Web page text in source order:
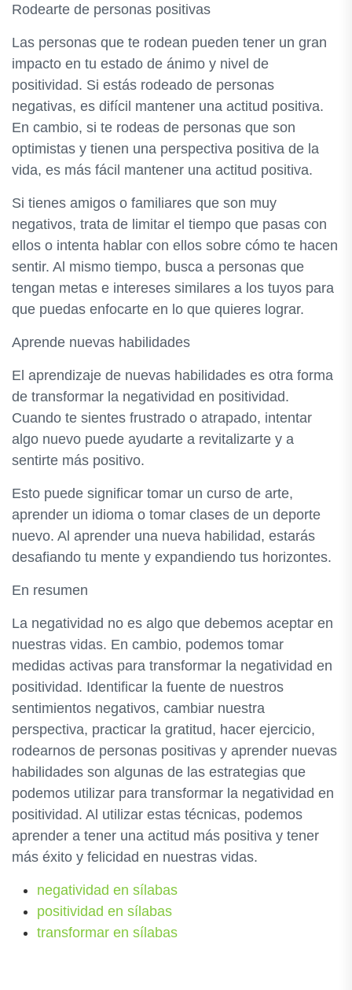
Rodearte de personas positivas
Las personas que te rodean pueden tener un gran
impacto en tu estado de ánimo y nivel de
positividad. Si estás rodeado de personas
negativas, es difícil mantener una actitud positiva.
En cambio, si te rodeas de personas que son
optimistas y tienen una perspectiva positiva de la
vida, es más fácil mantener una actitud positiva.
Si tienes amigos o familiares que son muy
negativos, trata de limitar el tiempo que pasas con
ellos o intenta hablar con ellos sobre cómo te hacen
sentir. Al mismo tiempo, busca a personas que
tengan metas e intereses similares a los tuyos para
que puedas enfocarte en lo que quieres lograr.
Aprende nuevas habilidades
El aprendizaje de nuevas habilidades es otra forma
de transformar la negatividad en positividad.
Cuando te sientes frustrado o atrapado, intentar
algo nuevo puede ayudarte a revitalizarte y a
sentirte más positivo.
Esto puede significar tomar un curso de arte,
aprender un idioma o tomar clases de un deporte
nuevo. Al aprender una nueva habilidad, estarás
desafiando tu mente y expandiendo tus horizontes.
En resumen
La negatividad no es algo que debemos aceptar en
nuestras vidas. En cambio, podemos tomar
medidas activas para transformar la negatividad en
positividad. Identificar la fuente de nuestros
sentimientos negativos, cambiar nuestra
perspectiva, practicar la gratitud, hacer ejercicio,
rodearnos de personas positivas y aprender nuevas
habilidades son algunas de las estrategias que
podemos utilizar para transformar la negatividad en
positividad. Al utilizar estas técnicas, podemos
aprender a tener una actitud más positiva y tener
más éxito y felicidad en nuestras vidas.
negatividad en sílabas
positividad en sílabas
transformar en sílabas